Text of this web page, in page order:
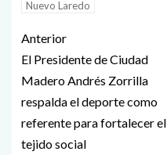
Nuevo Laredo
Anterior
El Presidente de Ciudad
Madero Andrés Zorrilla
respalda el deporte como
referente para fortalecer el
tejido social